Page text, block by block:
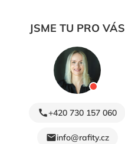
JSME TU PRO VÁS
+420 730 157 060
info@rafity.cz